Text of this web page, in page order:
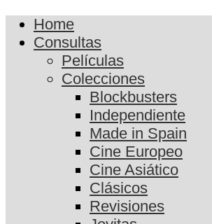
Home
Consultas
Películas
Colecciones
Blockbusters
Independiente
Made in Spain
Cine Europeo
Cine Asiático
Clásicos
Revisiones